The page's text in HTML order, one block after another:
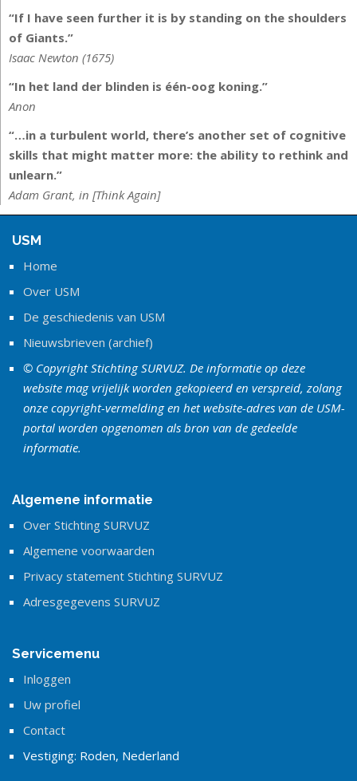
“If I have seen further it is by standing on the shoulders
of Giants.”
Isaac Newton (1675)
“In het land der blinden is één-oog koning.”
Anon
“…in a turbulent world, there’s another set of cognitive
skills that might matter more: the ability to rethink and
unlearn.”
Adam Grant, in [Think Again]
USM
Home
Over USM
De geschiedenis van USM
Nieuwsbrieven (archief)
© Copyright Stichting SURVUZ. De informatie op deze
website mag vrijelijk worden gekopieerd en verspreid, zolang
onze copyright-vermelding en het website-adres van de USM-
portal worden opgenomen als bron van de gedeelde
informatie.
Algemene informatie
Over Stichting SURVUZ
Algemene voorwaarden
Privacy statement Stichting SURVUZ
Adresgegevens SURVUZ
Servicemenu
Inloggen
Uw profiel
Contact
Vestiging: Roden, Nederland